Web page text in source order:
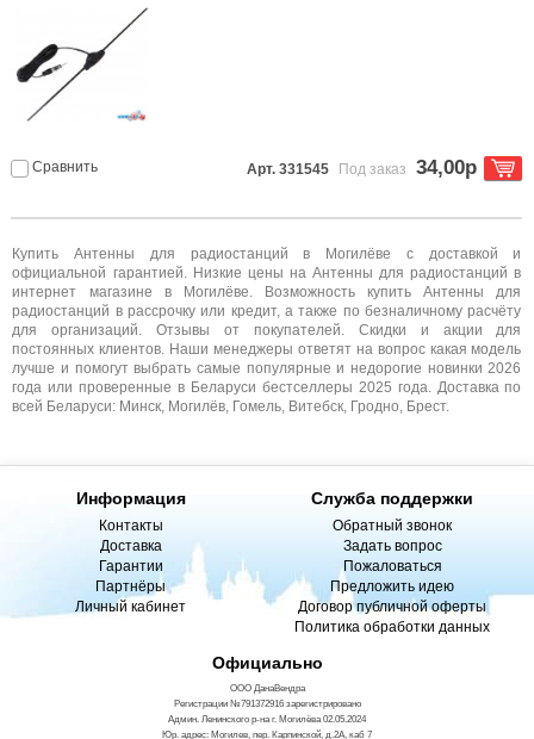
Купить Антенны для радиостанций в Могилёве с доставкой и
официальной гарантией. Низкие цены на Антенны для радиостанций в
интернет магазине в Могилёве. Возможность купить Антенны для
радиостанций в рассрочку или кредит, а также по безналичному расчёту
для организаций. Отзывы от покупателей. Скидки и акции для
постоянных клиентов. Наши менеджеры ответят на вопрос какая модель
лучше и помогут выбрать самые популярные и недорогие новинки 2026
года или проверенные в Беларуси бестселлеры 2025 года. Доставка по
всей Беларуси: Минск, Могилёв, Гомель, Витебск, Гродно, Брест.
Сравнить Арт. 331545 Под заказ 34,00р
Информация
Контакты
Доставка
Гарантии
Партнёры
Личный кабинет
Служба поддержки
Обратный звонок
Задать вопрос
Пожаловаться
Предложить идею
Договор публичной оферты
Политика обработки данных
Официально
ООО ДанаВендра
Регистрации №791372916 зарегистрировано
Админ. Ленинского р-на г. Могилёва 02.05.2024
Юр. адрес: Могилев, пер. Карпинской, д.2А, каб 7